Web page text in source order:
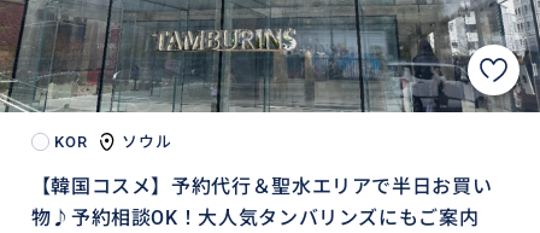
KOR ソウル
【韓国コスメ】予約代行＆聖水エリアで半日お買い
物♪予約相談OK！大人気タンバリンズにもご案内